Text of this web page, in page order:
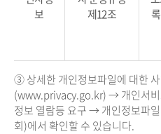
보
제12조
③ 상세한 개인정보파일에 대한
(www.privacy.go.kr) → 개인서
정보 열람등 요구 → 개인정보파
회)에서 확인할 수 있습니다.